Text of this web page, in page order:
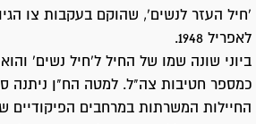
לאפריל 1948.
כמספר חטיבות צה"ל. למטה הח"ן ניתנה
החיילות המשרתות במרחבים הפיקודיים